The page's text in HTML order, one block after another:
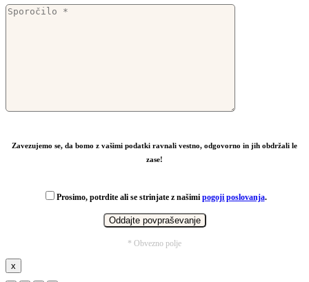
Zavezujemo se, da bomo z vašimi podatki ravnali vestno, odgovorno in jih obdržali le
zase!
Prosimo, potrdite ali se strinjate z našimi pogoji poslovanja.
* Obvezno polje
x